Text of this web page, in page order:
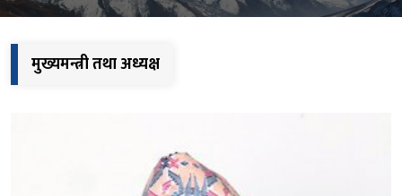
मुख्यमन्त्री तथा अध्यक्ष